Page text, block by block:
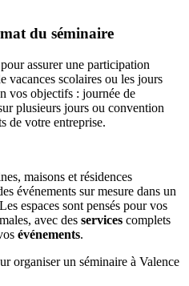
du séminaire
assurer une participation
vacances scolaires ou les jours
vos objectifs : journée de
plusieurs jours ou convention
de votre entreprise.
maisons et résidences
événements sur mesure dans un
espaces sont pensés pour vos
avec des services complets
événements.
organiser un séminaire à Valence